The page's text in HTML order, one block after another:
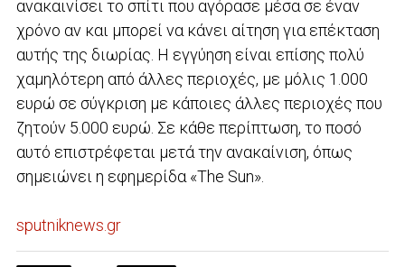
ανακαινίσει το σπίτι που αγόρασε μέσα σε έναν
χρόνο αν και μπορεί να κάνει αίτηση για επέκταση
αυτής της διωρίας. Η εγγύηση είναι επίσης πολύ
χαμηλότερη από άλλες περιοχές, με μόλις 1.000
ευρώ σε σύγκριση με κάποιες άλλες περιοχές που
ζητούν 5.000 ευρώ. Σε κάθε περίπτωση, το ποσό
αυτό επιστρέφεται μετά την ανακαίνιση, όπως
σημειώνει η εφημερίδα «The Sun».
sputniknews.gr